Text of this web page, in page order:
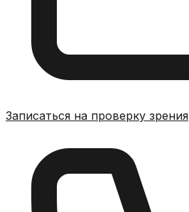
Записаться на проверку зрения